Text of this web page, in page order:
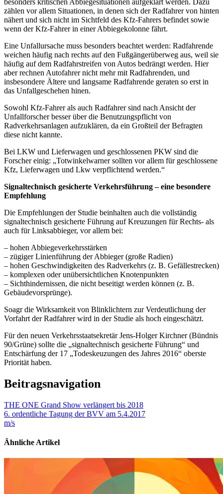
besonders kritischen Abbiegesituationen aufgeklärt werden. Dazu
zählen vor allem Situationen, in denen sich der Radfahrer von hinten
nähert und sich nicht im Sichtfeld des Kfz-Fahrers befindet sowie
wenn der Kfz-Fahrer in einer Abbiegekolonne fährt.
Eine Unfallursache muss besonders beachtet werden: Radfahrende
weichen häufig nach rechts auf den Fußgängerüberweg aus, weil sie
häufig auf dem Radfahrstreifen von Autos bedrängt werden. Hier
aber rechnen Autofahrer nicht mehr mit Radfahrenden, und
insbesondere Ältere und langsame Radfahrende geraten so erst in
das Unfallgeschehen hinen.
Sowohl Kfz-Fahrer als auch Radfahrer sind nach Ansicht der
Unfallforscher besser über die Benutzungspflicht von
Radverkehrsanlagen aufzuklären, da ein Großteil der Befragten
diese nicht kannte.
Bei LKW und Lieferwagen und geschlossenen PKW sind die
Forscher einig: „Totwinkelwarner sollten vor allem für geschlossene
Kfz, Lieferwagen und Lkw verpflichtend werden.“
Signaltechnisch gesicherte Verkehrsführung – eine besondere
Empfehlung
Die Empfehlungen der Studie beinhalten auch die vollständig
signaltechnisch gesicherte Führung auf Kreuzungen für Rechts- als
auch für Linksabbieger, vor allem bei:
– hohen Abbiegeverkehrsstärken
– zügiger Linienführung der Abbieger (große Radien)
– hohen Geschwindigkeiten des Radverkehrs (z. B. Gefällestrecken)
– komplexen oder unübersichtlichen Knotenpunkten
– Sichthindernissen, die nicht beseitigt werden können (z. B.
Gebäudevorsprünge).
Soagr die Wirksamkeit von Blinklichtern zur Verdeutlichung der
Vorfahrt der Radfahrer wird in der Studie als hoch eingeschätzt.
Für den neuen Verkehrsstaatsekretär Jens-Holger Kirchner (Bündnis
90/Grüne) sollte die „signaltechnisch gesicherte Führung“ und
Entschärfung der 17 „Todeskeuzungen des Jahres 2016“ oberste
Priorität haben.
Beitragsnavigation
THE ONE Grand Show verlängert bis 2018
6. ordentliche Tagung der BVV am 5.4.2017
m/s
Ähnliche Artikel